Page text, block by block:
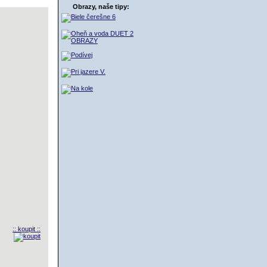
:: koupit ::
Obrazy, naše tipy: